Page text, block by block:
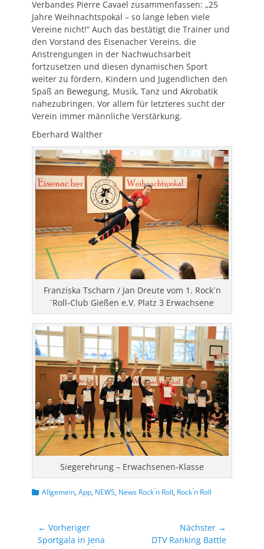
Verbandes Pierre Cavael zusammenfassen: „25
Jahre Weihnachtspokal – so lange leben viele
Vereine nicht!“ Auch das bestätigt die Trainer und
den Vorstand des Eisenacher Vereins, die
Anstrengungen in der Nachwuchsarbeit
fortzusetzen und diesen dynamischen Sport
weiter zu fördern, Kindern und Jugendlichen den
Spaß an Bewegung, Musik, Tanz und Akrobatik
nahezubringen. Vor allem für letzteres sucht der
Verein immer männliche Verstärkung.
Eberhard Walther
Franziska Tscharn / Jan Dreute vom 1. Rock´n
´Roll-Club Gießen e.V. Platz 3 Erwachsene
Siegerehrung – Erwachsenen-Klasse
Kategorien
Allgemein, App, NEWS, News Rock ́n Roll, Rock ́n Roll
Beitragsnavigation
← Vorheriger
Vorheriger
Sportgala in Jena
Nächster →
NächsterDTV Ranking Battle